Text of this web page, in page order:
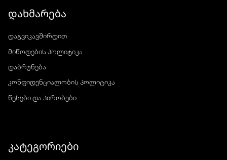
დახმარება
დაგვიკავშირდით
მიწოდების პოლიტიკა
დაბრუნება
კონფიდენციალობის პოლიტიკა
წესები და პირობები
კატეგორიები